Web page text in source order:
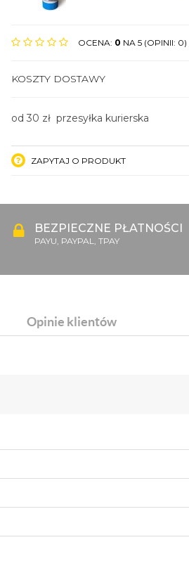
OCENA: 0 NA 5 (OPINII: 0)
KOSZTY DOSTAWY
od 30 zł przesyłka kurierska
ZAPYTAJ O PRODUKT
BEZPIECZNE PŁATNOŚCI
PAYU, PAYPAL, TPAY
Opinie klientów